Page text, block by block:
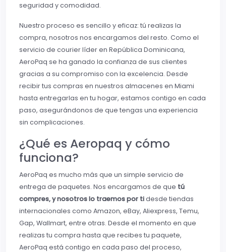
seguridad y comodidad.
Nuestro proceso es sencillo y eficaz: tú realizas la
compra, nosotros nos encargamos del resto. Como el
servicio de courier líder en República Dominicana,
AeroPaq se ha ganado la confianza de sus clientes
gracias a su compromiso con la excelencia. Desde
recibir tus compras en nuestros almacenes en Miami
hasta entregarlas en tu hogar, estamos contigo en cada
paso, asegurándonos de que tengas una experiencia
sin complicaciones.
¿Qué es Aeropaq y cómo
funciona?
AeroPaq es mucho más que un simple servicio de
entrega de paquetes. Nos encargamos de que tú
compres, y nosotros lo traemos por tidesde tiendas
internacionales como Amazon, eBay, Aliexpress, Temu,
Gap, Wallmart, entre otras. Desde el momento en que
realizas tu compra hasta que recibes tu paquete,
AeroPaq está contigo en cada paso del proceso,